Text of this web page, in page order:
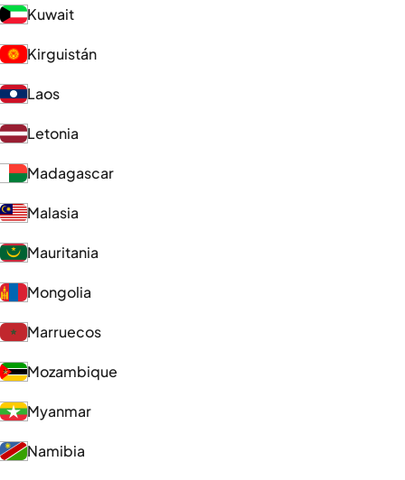
Kuwait
Kirguistán
Laos
Letonia
Madagascar
Malasia
Mauritania
Mongolia
Marruecos
Mozambique
Myanmar
Namibia